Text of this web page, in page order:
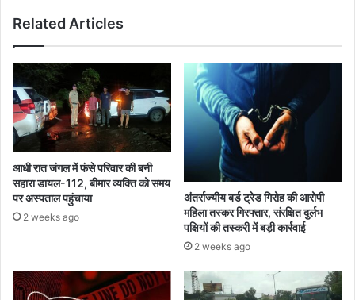
Related Articles
आधी रात जंगल में फंसे परिवार की बनी
सहारा डायल-112, बीमार व्यक्ति को समय
पर अस्पताल पहुंचाया
2 weeks ago
अंतर्राज्यीय बर्ड ट्रेड गिरोह की आरोपी
महिला तस्कर गिरफ्तार, संरक्षित दुर्लभ
पक्षियों की तस्करी में बड़ी कार्रवाई
2 weeks ago